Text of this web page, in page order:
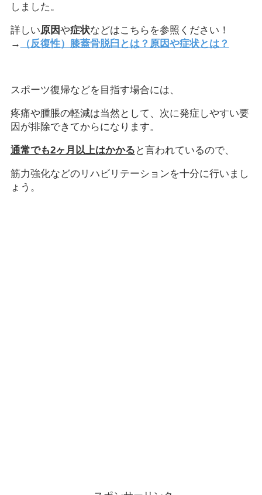
しました。
詳しい原因や症状などはこちらを参照ください！
→
（反復性）膝蓋骨脱臼とは？原因や症状とは？
スポーツ復帰などを目指す場合には、
疼痛や腫脹の軽減は当然として、次に発症しやすい要
因が排除できてからになります。
通常でも2ヶ月以上はかかる と言われているので、
筋力強化などのリハビリテーションを十分に行いまし
ょう。